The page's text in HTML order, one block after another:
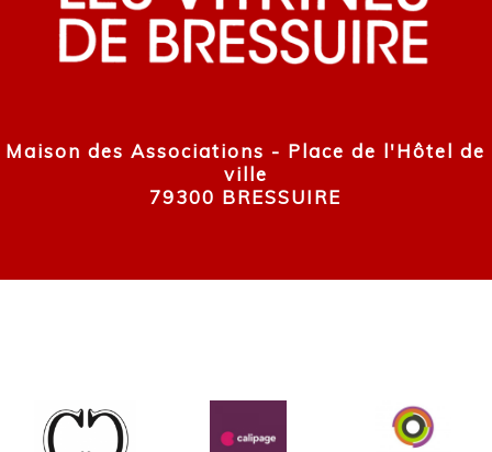
Maison des Associations - Place de l'Hôtel de
ville
79300 BRESSUIRE